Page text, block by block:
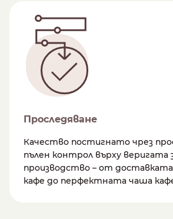
Проследяване
Качество постигнато чрез
пълен контрол върху веригата
производство – от доставката
кафе до перфектната чаша